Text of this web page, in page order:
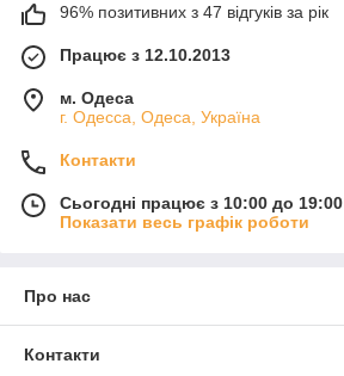
96% позитивних з 47 відгуків за рік
Працює з 12.10.2013
м. Одеса
г. Одесса, Одеса, Україна
Контакти
Сьогодні працює з 10:00 до 19:00
Показати весь графік роботи
Про нас
Контакти